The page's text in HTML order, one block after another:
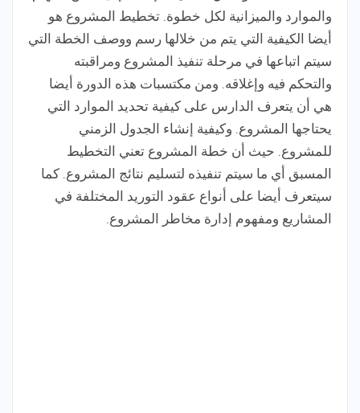
والموارد والميزانية لكل خطوة. تخطيط المشروع هو
أيضا الكيفية التي يتم من خلالها رسم ووصف الخطة التي
سيتم اتباعها في مرحلة تنفيذ المشروع ومراقبته
والتحكم فيه وإغلاقه. ومن مكتسبات هذه الدورة أيضا
هي أن يتعرف الدارس على كيفية تحديد الموارد التي
يحتاجها المشروع. وكيفية إنشاء الجدول الزمني
للمشروع. حيث أن خطة المشروع تعني التخطيط
المسبق أي ما سيتم تنفيذه لتسليم نتائج المشروع. كما
سيتعرف أيضا على أنواع عقود التوريد المختلفة في
المشاريع ومفهوم إدارة مخاطر المشروع.